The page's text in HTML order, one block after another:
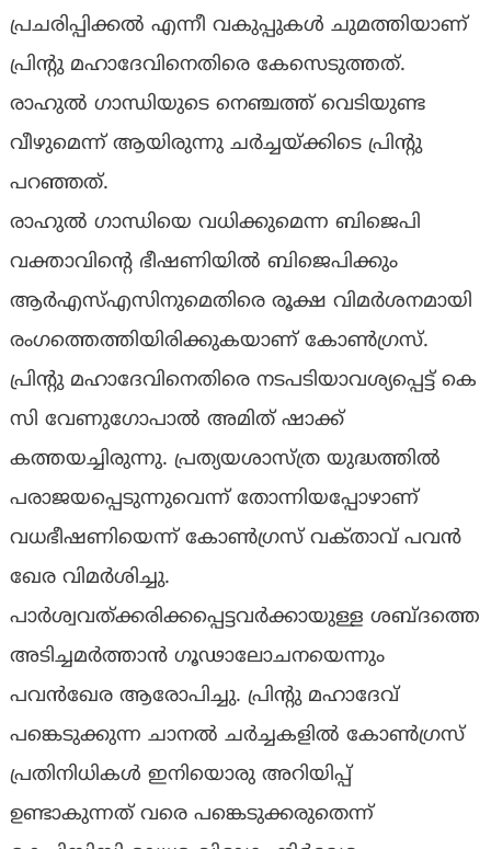
പ്രചരിപ്പിക്കൽ എന്നീ വകുപ്പുകൾ ചുമത്തിയാണ്
പ്രിൻ്റു മഹാദേവിനെതിരെ കേസെടുത്തത്.
രാഹുൽ ഗാന്ധിയുടെ നെഞ്ചത്ത് വെടിയുണ്ട
വീഴുമെന്ന് ആയിരുന്നു ചർച്ചയ്ക്കിടെ പ്രിൻ്റു
പറഞ്ഞത്.
രാഹുൽ ഗാന്ധിയെ വധിക്കുമെന്ന ബിജെപി
വക്താവിൻ്റെ ഭീഷണിയില്‍ ബിജെപിക്കും
ആർഎസ്എസിനുമെതിരെ രൂക്ഷ വിമർശനമായി
രംഗത്തെത്തിയിരിക്കുകയാണ് കോൺഗ്രസ്.
പ്രിൻ്റു മഹാദേവിനെതിരെ നടപടിയാവശ്യപ്പെട്ട് കെ
സി വേണുഗോപാൽ അമിത് ഷാക്ക്
കത്തയച്ചിരുന്നു. പ്രത്യയശാസ്ത്ര യുദ്ധത്തിൽ
പരാജയപ്പെടുന്നുവെന്ന് തോന്നിയപ്പോഴാണ്
വധഭീഷണിയെന്ന് കോൺഗ്രസ് വക്‌താവ് പവൻ
ഖേര വിമര്‍ശിച്ചു.
പാർശ്വവത്ക്കരിക്കപ്പെട്ടവർക്കായുള്ള ശബ്‌ദത്തെ
അടിച്ചമർത്താൻ ഗൂഢാലോചനയെന്നും
പവൻഖേര ആരോപിച്ചു. പ്രിന്‍റു മഹാദേവ്
പങ്കെടുക്കുന്ന ചാനല്‍ ചര്‍ച്ചകളില്‍ കോണ്‍ഗ്രസ്
പ്രതിനിധികള്‍ ഇനിയൊരു അറിയിപ്പ്
ഉണ്ടാകുന്നത് വരെ പങ്കെടുക്കരുതെന്ന്